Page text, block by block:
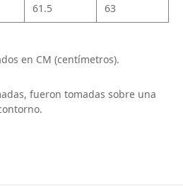
61.5 63
en CM (centímetros).
fueron tomadas sobre una